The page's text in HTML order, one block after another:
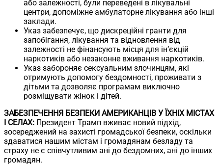
або залежності, були переведені в лікувальні
центри, допоміжне амбулаторне лікування або інші
заклади.
Указ забезпечує, що дискреційні гранти для
запобігання, лікування та відновлення від
залежності не фінансують місця для ін’єкцій
наркотиків або незаконне вживання наркотиків.
Указ забороняє сексуальним злочинцям, які
отримують допомогу бездомності, проживати з
дітьми та дозволяє програмам виключно
розміщувати жінок і дітей.
ЗАБЕЗПЕЧЕННЯ БЕЗПЕКИ АМЕРИКАНЦІВ У ЇХНІХ МІСТАХ
І СЕЛАХ: Президент Трамп вживає новий підхід,
зосереджений на захисті громадської безпеки, оскільки
здаватися нашим містам і громадянам безладу та
страху не є співчутливим ані до бездомних, ані до інших
громадян.